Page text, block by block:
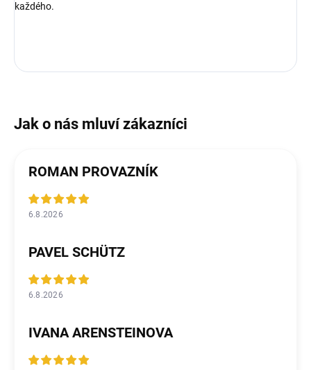
každého.
ROMAN PROVAZNÍK
6.8.2026
PAVEL SCHÜTZ
6.8.2026
IVANA ARENSTEINOVA